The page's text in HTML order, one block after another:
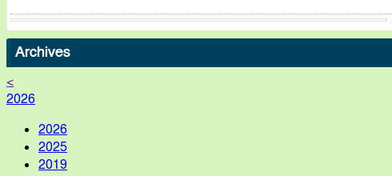
Archives
<
2026
2026
2025
2019